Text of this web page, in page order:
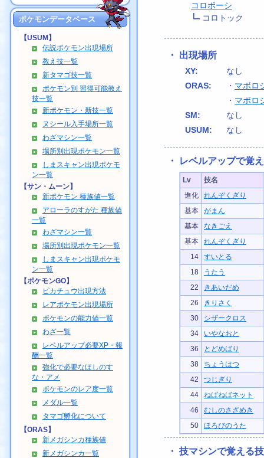
ポケモンデータベース
【USUM】
伝説ポケモン出現場所
教え技一覧
新タマゴ技一覧
ポケモン別 習得可能教え
技一覧
新ポケモン・新技一覧
ヌシール入手場所一覧
わざマシン一覧
場所別出現ポケモン一覧
しまスキャン出現ポケモ
ン一覧
【サン・ムーン】
新ポケモン 種族値一覧
アローラのすがた 種族値
一覧
わざマシン一覧
場所別出現ポケモン一覧
しまスキャン出現ポケモ
ン一覧
【ポケモンGO】
ピカチュウ出現方法
レアポケモン出現場所
ポケモンの能力値一覧
わざ一覧
レベルアップ必要XP・報
酬一覧
強化で必要なほしのす
な・アメ
ポケモンのレア度一覧
メダル一覧
タマゴ孵化について
【ORAS】
新メガシンカ種族値
新メガシンカ一覧
コロボーシ
コロトック
・ 出現場所
XY:
なし
ORAS:
・ マボロ
・ マボロ
SM:
なし
USUM:
なし
・ レベルアップで覚
Lv
技名
進化
れんぞくぎり
基本
がまん
基本
なきごえ
基本
れんぞくぎり
14
すいとる
18
うたう
22
きあいだめ
26
きりさく
30
シザークロス
34
いやなおと
36
とどめばり
38
ちょうはつ
42
つじぎり
44
ねばねばネット
46
むしのさざめき
50
ほろびのうた
・ 技マシンで覚える技